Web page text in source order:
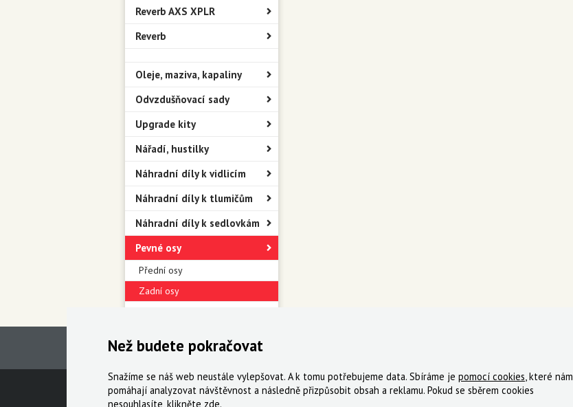
Reverb AXS XPLR
Reverb
Oleje, maziva, kapaliny
Odvzdušňovací sady
Upgrade kity
Nářadí, hustilky
Náhradní díly k vidlicím
Náhradní díly k tlumičům
Náhradní díly k sedlovkám
Pevné osy
Přední osy
Zadní osy
Technická podpora Obchodní podmínky Registrace Reklamace Kde nakoupit
Než budete pokračovat
Snažíme se náš web neustále vylepšovat. A k tomu potřebujeme data. Sbíráme je pomocí cookies, které nám
pomáhají analyzovat návštěvnost a následně přizpůsobit obsah a reklamu. Pokud se sběrem cookies
nesouhlasíte, klikněte zde.